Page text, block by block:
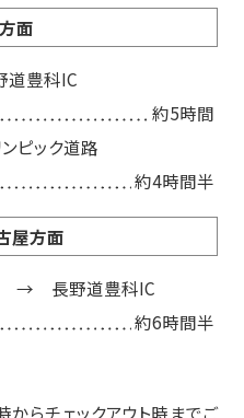
面
豊科IC
約5時間
ピック道路
約4時間半
屋方面
→ 長野道豊科IC
約6時間半
らチェックアウト時までご